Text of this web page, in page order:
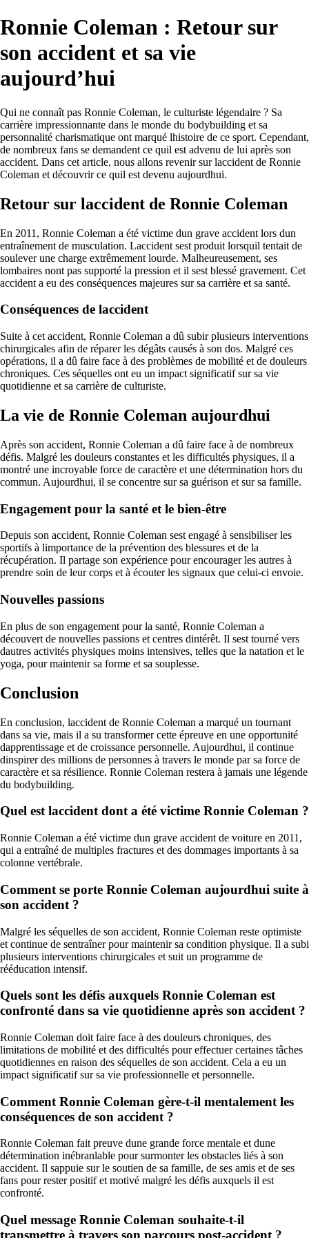
Ronnie Coleman : Retour sur
son accident et sa vie
aujourd’hui
Qui ne connaît pas Ronnie Coleman, le culturiste légendaire ? Sa
carrière impressionnante dans le monde du bodybuilding et sa
personnalité charismatique ont marqué lhistoire de ce sport. Cependant,
de nombreux fans se demandent ce quil est advenu de lui après son
accident. Dans cet article, nous allons revenir sur laccident de Ronnie
Coleman et découvrir ce quil est devenu aujourdhui.
Retour sur laccident de Ronnie Coleman
En 2011, Ronnie Coleman a été victime dun grave accident lors dun
entraînement de musculation. Laccident sest produit lorsquil tentait de
soulever une charge extrêmement lourde. Malheureusement, ses
lombaires nont pas supporté la pression et il sest blessé gravement. Cet
accident a eu des conséquences majeures sur sa carrière et sa santé.
Conséquences de laccident
Suite à cet accident, Ronnie Coleman a dû subir plusieurs interventions
chirurgicales afin de réparer les dégâts causés à son dos. Malgré ces
opérations, il a dû faire face à des problèmes de mobilité et de douleurs
chroniques. Ces séquelles ont eu un impact significatif sur sa vie
quotidienne et sa carrière de culturiste.
La vie de Ronnie Coleman aujourdhui
Après son accident, Ronnie Coleman a dû faire face à de nombreux
défis. Malgré les douleurs constantes et les difficultés physiques, il a
montré une incroyable force de caractère et une détermination hors du
commun. Aujourdhui, il se concentre sur sa guérison et sur sa famille.
Engagement pour la santé et le bien-être
Depuis son accident, Ronnie Coleman sest engagé à sensibiliser les
sportifs à limportance de la prévention des blessures et de la
récupération. Il partage son expérience pour encourager les autres à
prendre soin de leur corps et à écouter les signaux que celui-ci envoie.
Nouvelles passions
En plus de son engagement pour la santé, Ronnie Coleman a
découvert de nouvelles passions et centres dintérêt. Il sest tourné vers
dautres activités physiques moins intensives, telles que la natation et le
yoga, pour maintenir sa forme et sa souplesse.
Conclusion
En conclusion, laccident de Ronnie Coleman a marqué un tournant
dans sa vie, mais il a su transformer cette épreuve en une opportunité
dapprentissage et de croissance personnelle. Aujourdhui, il continue
dinspirer des millions de personnes à travers le monde par sa force de
caractère et sa résilience. Ronnie Coleman restera à jamais une légende
du bodybuilding.
Quel est laccident dont a été victime Ronnie Coleman ?
Ronnie Coleman a été victime dun grave accident de voiture en 2011,
qui a entraîné de multiples fractures et des dommages importants à sa
colonne vertébrale.
Comment se porte Ronnie Coleman aujourdhui suite à
son accident ?
Malgré les séquelles de son accident, Ronnie Coleman reste optimiste
et continue de sentraîner pour maintenir sa condition physique. Il a subi
plusieurs interventions chirurgicales et suit un programme de
rééducation intensif.
Quels sont les défis auxquels Ronnie Coleman est
confronté dans sa vie quotidienne après son accident ?
Ronnie Coleman doit faire face à des douleurs chroniques, des
limitations de mobilité et des difficultés pour effectuer certaines tâches
quotidiennes en raison des séquelles de son accident. Cela a eu un
impact significatif sur sa vie professionnelle et personnelle.
Comment Ronnie Coleman gère-t-il mentalement les
conséquences de son accident ?
Ronnie Coleman fait preuve dune grande force mentale et dune
détermination inébranlable pour surmonter les obstacles liés à son
accident. Il sappuie sur le soutien de sa famille, de ses amis et de ses
fans pour rester positif et motivé malgré les défis auxquels il est
confronté.
Quel message Ronnie Coleman souhaite-t-il
transmettre à travers son parcours post-accident ?